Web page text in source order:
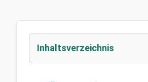
Inhaltsverzeichnis